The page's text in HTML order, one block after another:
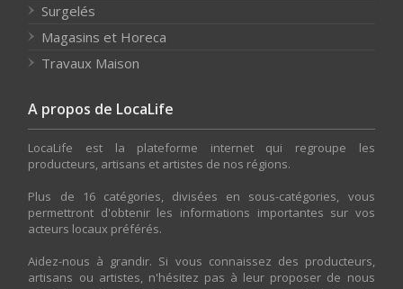
Surgelés
Magasins et Horeca
Travaux Maison
A propos de LocaLife
LocaLife est la plateforme internet qui regroupe les
producteurs, artisans et artistes de nos régions.
Plus de 16 catégories, divisées en sous-catégories, vous
permettront d'obtenir les informations importantes sur vos
acteurs locaux préférés.
Aidez-nous à grandir. Si vous connaissez des producteurs,
artisans ou artistes, n'hésitez pas à leur proposer de nous